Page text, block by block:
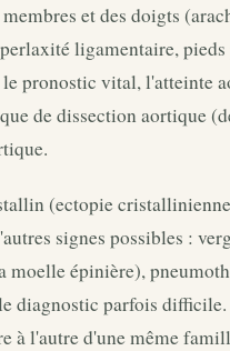
et des doigts
ligamentaire,
pronostic vital, l'atteinte
de dissection aortique
(ectopie
signes possibles :
moelle épinière),
diagnostic parfois
à l'autre d'une même